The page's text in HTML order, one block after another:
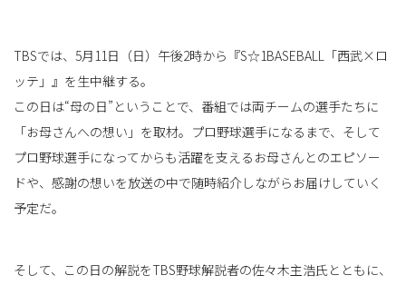
TBSでは、5月11日（日）午後2時から『S☆1BASEBALL「西武×ロ
ッテ」』を生中継する。
この日は“母の日”ということで、番組では両チームの選手たちに
「お母さんへの想い」を取材。プロ野球選手になるまで、そして
プロ野球選手になってからも活躍を支えるお母さんとのエピソー
ドや、感謝の想いを放送の中で随時紹介しながらお届けしていく
予定だ。
そして、この日の解説をTBS野球解説者の佐々木主浩氏とともに、